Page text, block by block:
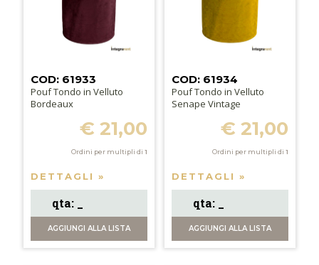
COD: 61933
Pouf Tondo in Velluto
Bordeaux
€ 21,00
Ordini per multipli di 1
DETTAGLI »
AGGIUNGIALLA LISTA
COD: 61934
Pouf Tondo in Velluto
Senape Vintage
€ 21,00
Ordini per multipli di 1
DETTAGLI »
AGGIUNGI ALLA LISTA